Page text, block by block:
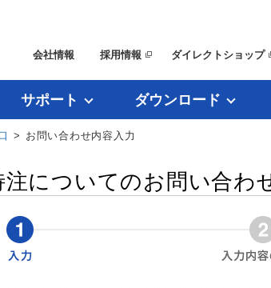
会社情報 採用情報 ダイレクトショップ
サポート ダウンロード
> お問い合わせ内容入力
注についてのお問い合わ